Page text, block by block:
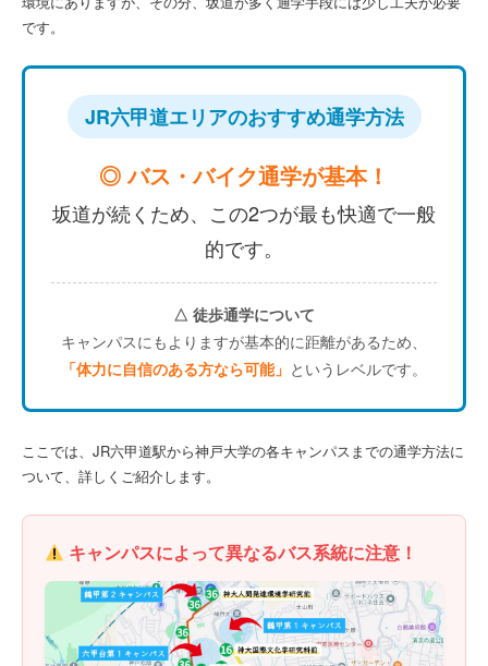
です。
JR六甲道エリアのおすすめ通学方法
◎ バス・バイク通学が基本！
坂道が続くため、この2つが最も快適で一般
的です。
△ 徒歩通学について
キャンパスにもよりますが基本的に距離があるため、
「体力に自信のある方なら可能」 というレベルです。
ここでは、JR六甲道駅から神戸大学の各キャンパスまでの通学方法に
ついて、詳しくご紹介します。
キャンパスによって異なるバス系統に注意！